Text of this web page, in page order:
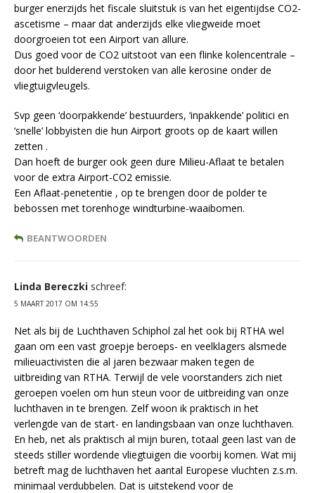
burger enerzijds het fiscale sluitstuk is van het eigentijdse CO2-
ascetisme – maar dat anderzijds elke vliegweide moet
doorgroeien tot een Airport van allure.
Dus goed voor de CO2 uitstoot van een flinke kolencentrale –
door het bulderend verstoken van alle kerosine onder de
vliegtuigvleugels.
Svp geen ‘doorpakkende’ bestuurders, ‘inpakkende’ politici en
‘snelle’ lobbyisten die hun Airport groots op de kaart willen
zetten .
Dan hoeft de burger ook geen dure Milieu-Aflaat te betalen
voor de extra Airport-CO2 emissie.
Een Aflaat-penetentie , op te brengen door de polder te
bebossen met torenhoge windturbine-waaibomen.
BEANTWOORDEN
Linda Bereczki schreef:
5 MAART 2017 OM 14:55
Net als bij de Luchthaven Schiphol zal het ook bij RTHA wel
gaan om een vast groepje beroeps- en veelklagers alsmede
milieuactivisten die al jaren bezwaar maken tegen de
uitbreiding van RTHA. Terwijl de vele voorstanders zich niet
geroepen voelen om hun steun voor de uitbreiding van onze
luchthaven in te brengen. Zelf woon ik praktisch in het
verlengde van de start- en landingsbaan van onze luchthaven.
En heb, net als praktisch al mijn buren, totaal geen last van de
steeds stiller wordende vliegtuigen die voorbij komen. Wat mij
betreft mag de luchthaven het aantal Europese vluchten z.s.m.
minimaal verdubbelen. Dat is uitstekend voor de